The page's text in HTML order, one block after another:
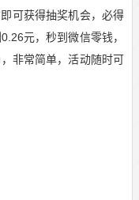
可获得抽奖机会，必得
元，秒到微信零钱，
非常简单，活动随时可